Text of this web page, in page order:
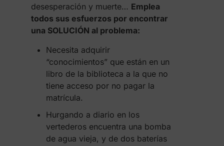
desesperación y muerte… Emplea
todos sus esfuerzos por encontrar
una SOLUCIÓN al problema:
Necesita adquirir
“conocimientos” que están en un
libro de la biblioteca a la que no
tiene acceso por no pagar la
matrícula.
Hurgando a diario en los
vertederos encuentra una bomba
de agua vieja, y de dos baterías